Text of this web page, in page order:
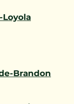
Brandon